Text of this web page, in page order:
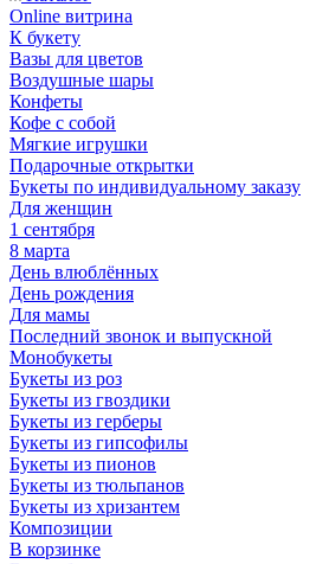
Online витрина
К букету
Вазы для цветов
Воздушные шары
Конфеты
Кофе с собой
Мягкие игрушки
Подарочные открытки
Букеты по индивидуальному заказу
Для женщин
1 сентября
8 марта
День влюблённых
День рождения
Для мамы
Последний звонок и выпускной
Монобукеты
Букеты из роз
Букеты из гвоздики
Букеты из герберы
Букеты из гипсофилы
Букеты из пионов
Букеты из тюльпанов
Букеты из хризантем
Композиции
В корзинке